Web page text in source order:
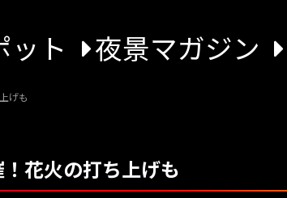
ット 夜景マガジン
げも
花火の打ち上げも